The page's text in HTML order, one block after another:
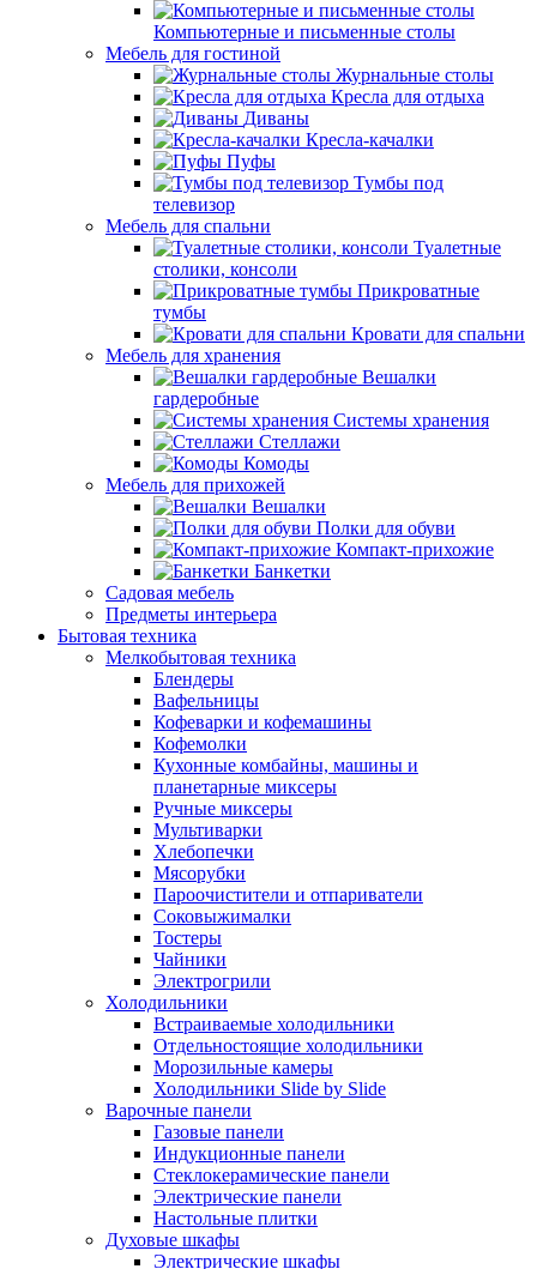
Компьютерные и письменные столы
Мебель для гостиной
Журнальные столы
Кресла для отдыха
Диваны
Кресла-качалки
Пуфы
Тумбы под
телевизор
Мебель для спальни
Туалетные
столики, консоли
Прикроватные
тумбы
Кровати для спальни
Мебель для хранения
Вешалки
гардеробные
Системы хранения
Стеллажи
Комоды
Мебель для прихожей
Вешалки
Полки для обуви
Компакт-прихожие
Банкетки
Садовая мебель
Предметы интерьера
Бытовая техника
Мелкобытовая техника
Блендеры
Вафельницы
Кофеварки и кофемашины
Кофемолки
Кухонные комбайны, машины и
планетарные миксеры
Ручные миксеры
Мультиварки
Хлебопечки
Мясорубки
Пароочистители и отпариватели
Соковыжималки
Тостеры
Чайники
Электрогрили
Холодильники
Встраиваемые холодильники
Отдельностоящие холодильники
Морозильные камеры
Холодильники Slide by Slide
Варочные панели
Газовые панели
Индукционные панели
Стеклокерамические панели
Электрические панели
Настольные плитки
Духовые шкафы
Электрические шкафы